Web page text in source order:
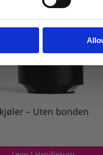
– Uten bonden
Ja takk! Jeg vil